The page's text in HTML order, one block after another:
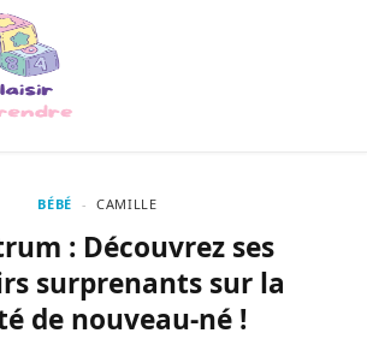
BÉBÉ CAMILLE
: Découvrez ses
surprenants sur la
de nouveau-né !